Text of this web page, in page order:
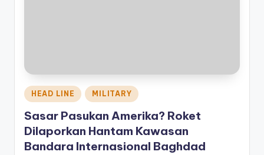
Posted
in
HEAD LINE MILITARY
Sasar Pasukan Amerika? Roket
Dilaporkan Hantam Kawasan
Bandara Internasional Baghdad